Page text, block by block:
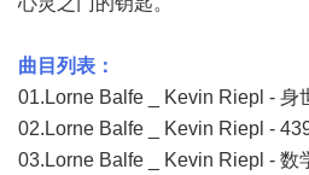
曲目列表：
01.Lorne Balfe _ Kevin Riepl - 身
02.Lorne Balfe _ Kevin Riepl -
03.Lorne Balfe _ Kevin Riepl - 数